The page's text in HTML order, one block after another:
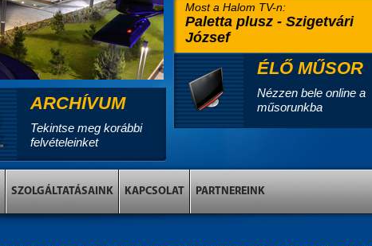
Most a Halom TV-n:
Paletta plusz - Szigetvári
József
ÉLŐ MŰSOR
Nézzen bele online a
műsorunkba
ARCHÍVUM
Tekintse meg korábbi
felvételeinket
SZOLGÁLTATÁSAINK KAPCSOLAT PARTNEREINK